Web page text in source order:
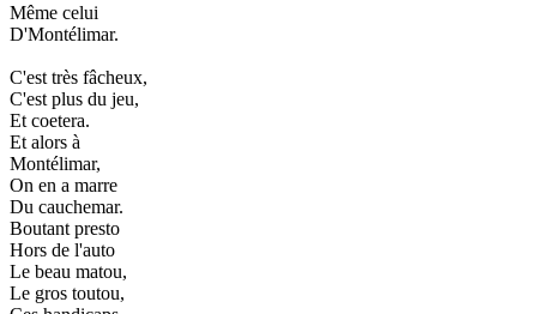
Même celui
D'Montélimar.
C'est très fâcheux,
C'est plus du jeu,
Et coetera.
Et alors à
Montélimar,
On en a marre
Du cauchemar.
Boutant presto
Hors de l'auto
Le beau matou,
Le gros toutou,